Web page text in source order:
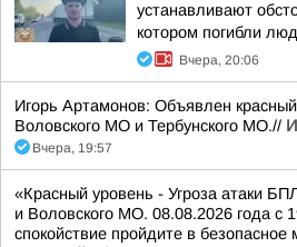
устанавливают
котором погибли
Вчера, 20:06
Игорь Артамонов: Объявлен
Воловского МО и Тербунского МО.//
Вчера, 19:57
«Красный уровень - Угроза атаки
и Воловского МО. 08.08.2026 года с
спокойствие пройдите в безопасное